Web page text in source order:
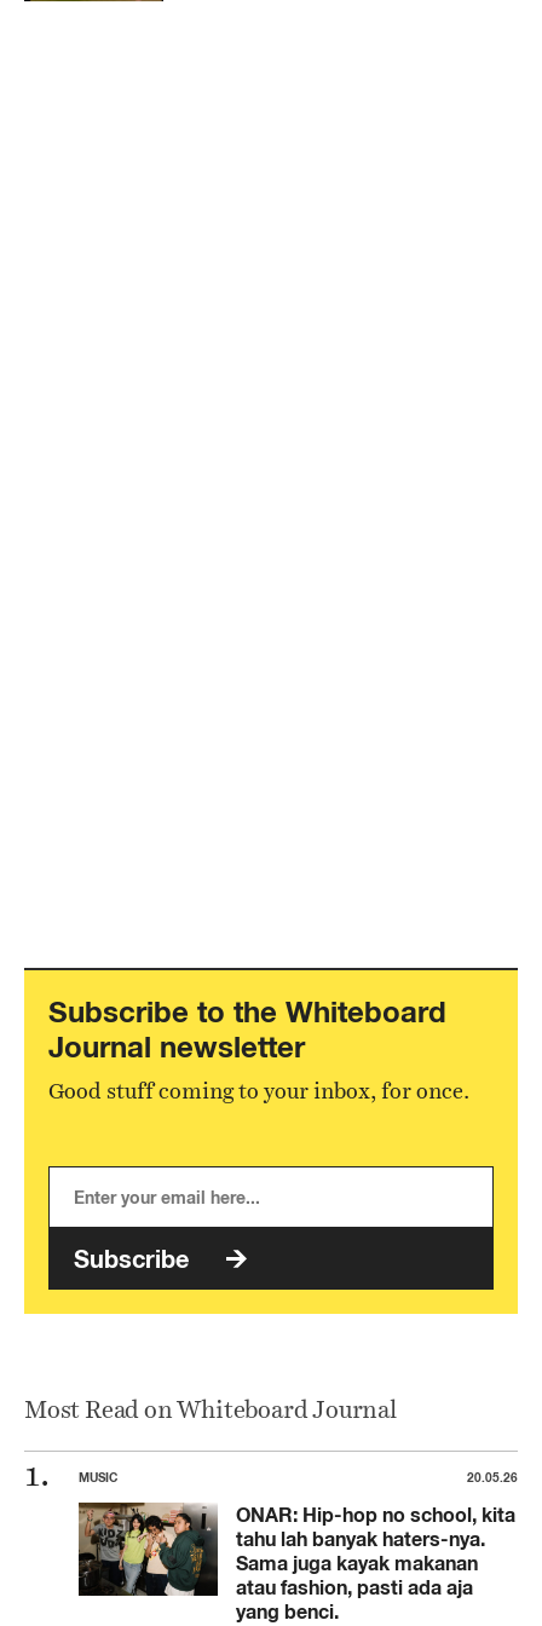
Subscribe to the Whiteboard
Journal newsletter
Good stuff coming to your inbox, for once.
Subscribe
Most Read on Whiteboard Journal
MUSIC 20.05.26
ONAR: Hip-hop no school, kita
tahu lah banyak haters-nya.
Sama juga kayak makanan
atau fashion, pasti ada aja
yang benci.